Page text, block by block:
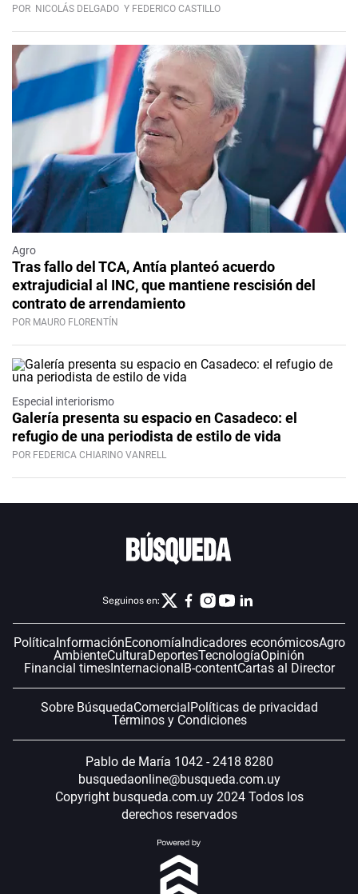
POR NICOLÁS DELGADO Y FEDERICO CASTILLO
Agro
Tras fallo del TCA, Antía planteó acuerdo
extrajudicial al INC, que mantiene rescisión del
contrato de arrendamiento
POR MAURO FLORENTÍN
Especial interiorismo
Galería presenta su espacio en Casadeco: el
refugio de una periodista de estilo de vida
POR FEDERICA CHIARINO VANRELL
Seguinos en:
PolíticaInformaciónEconomíaIndicadores económicosAgro
AmbienteCulturaDeportesTecnologíaOpinión
Financial timesInternacionalB-contentCartas al Director
Sobre BúsquedaComercialPolíticas de privacidad
Términos y Condiciones
Pablo de María 1042 - 2418 8280
busquedaonline@busqueda.com.uy
Copyright busqueda.com.uy 2024 Todos los
derechos reservados